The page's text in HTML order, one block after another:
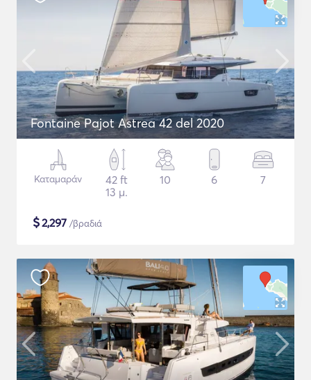
Fontaine Pajot Astrea 42 del 2020
Καταμαράν
42 ft
13 μ.
10 6 7
$2,297 /βραδιά